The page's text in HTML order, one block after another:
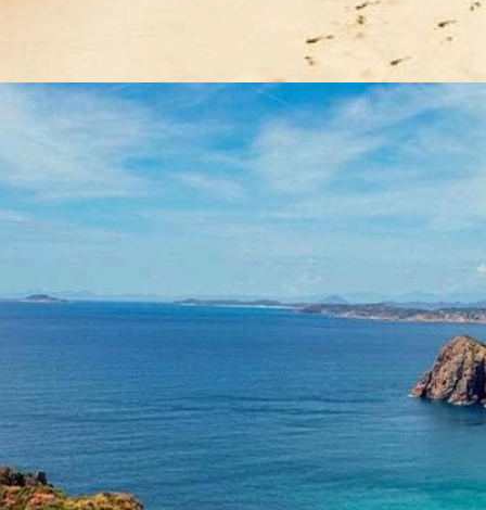
Đang mở https://yeukhoahoc.edu.vn/bai-bien-mui-ne